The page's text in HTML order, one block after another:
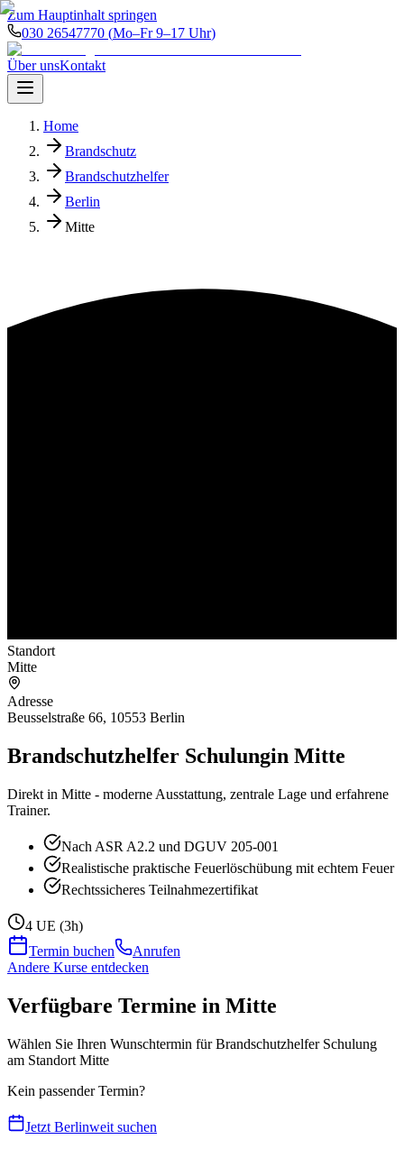
Zum Hauptinhalt springen
030 26547770 (Mo–Fr 9–17 Uhr)
Über unsKontakt
Home
Brandschutz
Brandschutzhelfer
Berlin
Mitte
Standort
Mitte
Adresse
Beusselstraße 66, 10553 Berlin
Brandschutzhelfer Schulungin Mitte
Direkt in Mitte - moderne Ausstattung, zentrale Lage und erfahrene
Trainer.
Nach ASR A2.2 und DGUV 205-001
Realistische praktische Feuerlöschübung mit echtem Feuer
Rechtssicheres Teilnahmezertifikat
4 UE (3h)
Termin buchen
Anrufen
Andere Kurse entdecken
Verfügbare Termine in Mitte
Wählen Sie Ihren Wunschtermin für Brandschutzhelfer Schulung
am Standort Mitte
Kein passender Termin?
Jetzt Berlinweit suchen